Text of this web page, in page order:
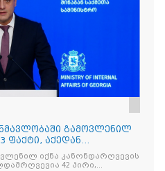
გამოვლენილ
ფაქტი, აქედან
იქნა კანონდარღვევის
42 პირი,